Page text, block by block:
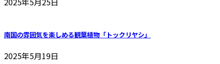
南国の雰囲気を楽しめる観葉植物「トックリヤシ」
2025年5月19日